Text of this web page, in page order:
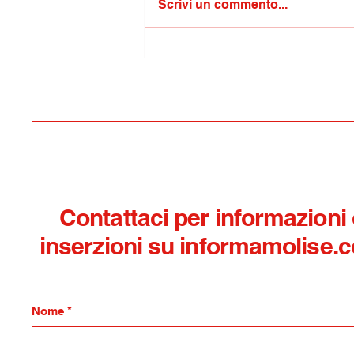
Samuele Mele
Scrivi un commento...
Contattaci per informazioni
inserzioni su
Nome *